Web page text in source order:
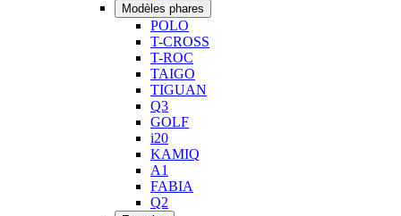
Modèles phares
POLO
T-CROSS
T-ROC
TAIGO
TIGUAN
Q3
GOLF
i20
KAMIQ
A1
FABIA
Q2